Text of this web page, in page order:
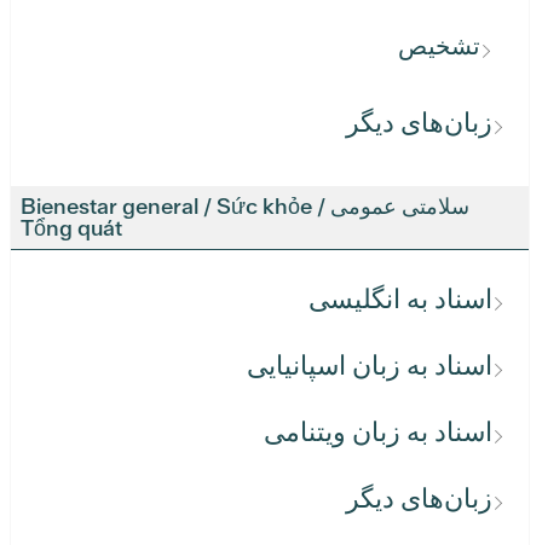
تشخیص
زبان‌های دیگر
سلامتی عمومی / Bienestar general / Sức khỏe
Tổng quát
اسناد به انگلیسی
اسناد به زبان اسپانیایی
اسناد به زبان ویتنامی
زبان‌های دیگر